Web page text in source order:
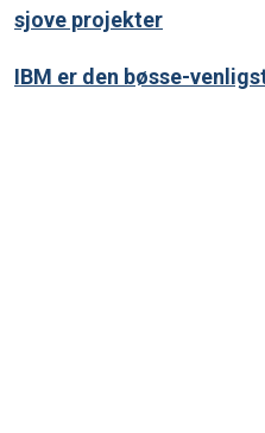
sjove projekter
IBM er den bøsse-